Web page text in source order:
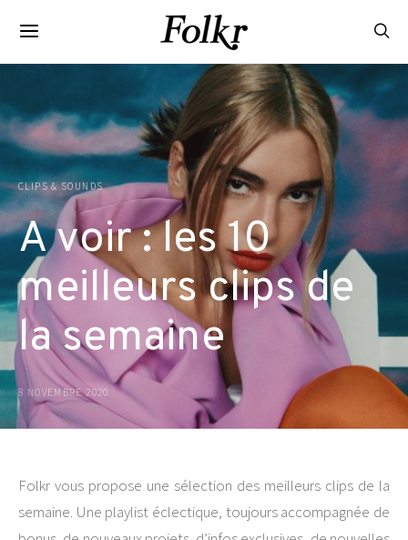
CLIPS & SOUNDS
A voir : les 10
meilleurs clips de
la semaine
8 NOVEMBRE 2020
Folkr vous propose une sélection des meilleurs clips de la
semaine. Une playlist éclectique, toujours accompagnée de